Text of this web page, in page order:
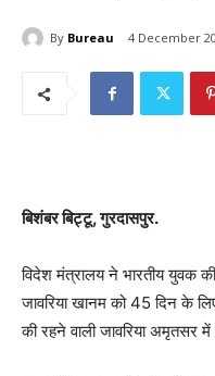
By Bureau 4 December
बिशंबर बिट्टू, गुरदासपुर.
विदेश मंत्रालय ने भारतीय युवक की
जावरिया खानम को 45 दिन के
की रहने वाली जावरिया अमृतसर